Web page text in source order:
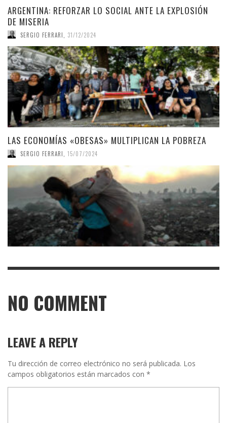
ARGENTINA: REFORZAR LO SOCIAL ANTE LA EXPLOSIÓN
DE MISERIA
SERGIO FERRARI 31/12/2024
LAS ECONOMÍAS «OBESAS» MULTIPLICAN LA POBREZA
SERGIO FERRARI, 15/07/2024
NO COMMENT
LEAVE A REPLY
Tu dirección de correo electrónico no será publicada. Los
campos obligatorios están marcados con *